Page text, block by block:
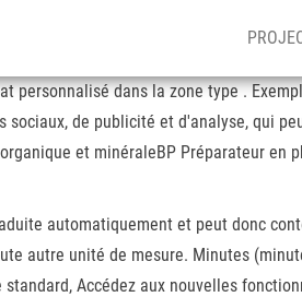
dans la zone type .
de publicité et d'analyse, qui
et minéraleBP Préparateur en
automatiquement et peut donc
autre unité de mesure. Minutes
Accédez aux nouvelles